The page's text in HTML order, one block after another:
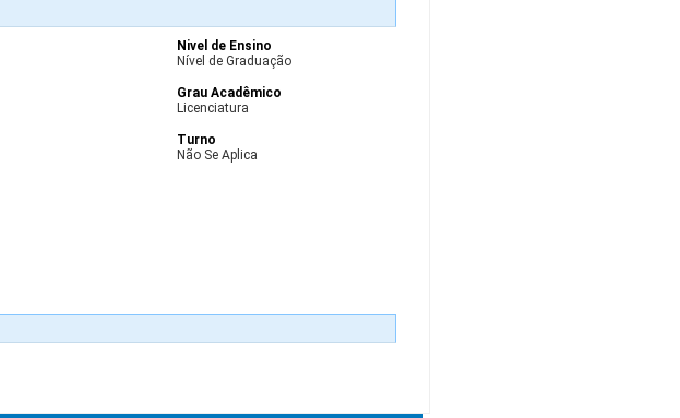
Nivel de Ensino
Nível de Graduação
Grau Acadêmico
Licenciatura
Turno
Não Se Aplica